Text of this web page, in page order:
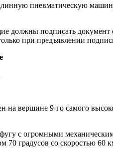
пневматическую
должны подписать документ
при предъявлении
на вершине 9-го самого
с огромными
70 градусов со скоростью 60